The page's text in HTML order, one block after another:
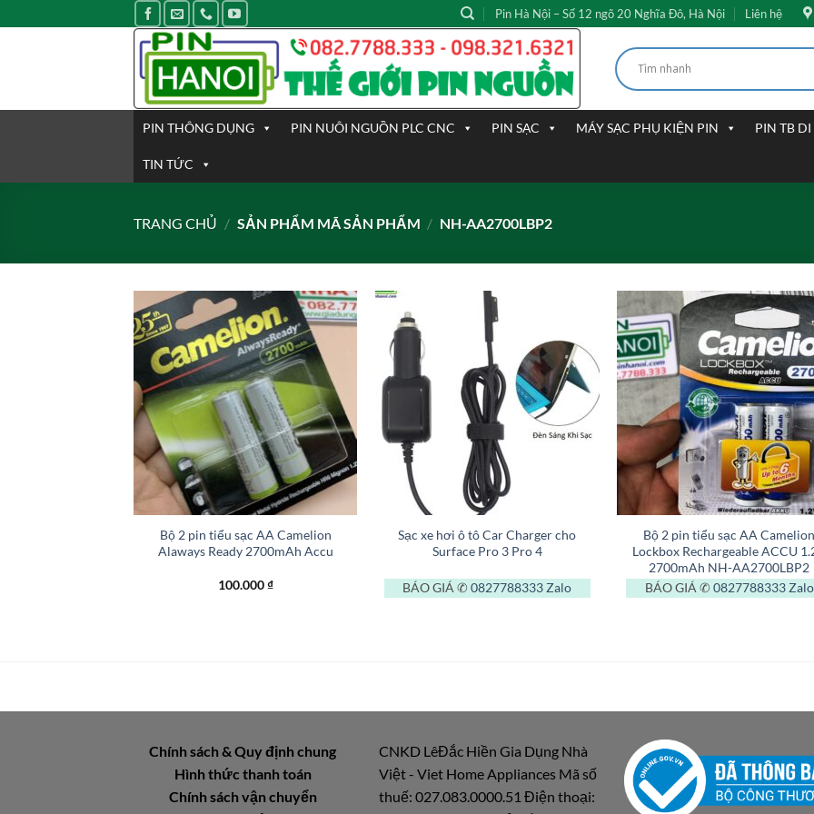
qua
Pin Hà Nội – Số 12 ngõ 20 Nghĩa Đô, Hà Nội Liên hệ
PIN THÔNG DỤNG PIN NUÔI NGUỒN PLC CNC PIN SẠC MÁY SẠC PHỤ KIỆN PIN PIN TB
TIN TỨC
TRANG CHỦ / SẢN PHẨM MÃ SẢN PHẨM / NH-AA2700LBP2
+
Bộ 2 pin tiểu sạc AA Camelion
Alaways Ready 2700mAh Accu
100.000₫
Sạc xe hơi ô tô Car Charger cho
Surface Pro 3 Pro 4
BÁO GIÁ ✆0827788333 Zalo
Bộ 2 pin tiểu sạc AA
Lockbox Rechargeable ACCU
2700mAh NH-AA2700LBP2
BÁO GIÁ ✆ 0827788333 Zalo
Chính sách & Quy định chung
Hình thức thanh toán
Chính sách vận chuyển
CNKD LêĐắc Hiền Gia Dụng Nhà
Việt - Viet Home Appliances Mã số
thuế: 027.083.0000.51 Điện thoại: